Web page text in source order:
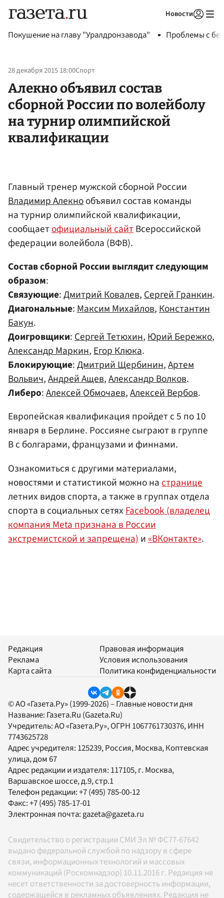
Новости
Покушение на главу "Уралдронзавода" Проблемы с
28 декабря 2015 18:00Спорт
Алекно объявил состав
сборной России по волейболу
на турнир олимпийской
квалификации
Главный тренер мужской сборной России
Владимир Алекнообъявил состав команды
на турнир олимпийской квалификации,
сообщаетофициальный сайтВсероссийской
федерации волейбола (ВФВ).
Состав сборной России выглядит следующим
образом:
Связующие:Дмитрий Ковалев,Сергей Гранкин.
Диагональные:Максим Михайлов,Константин
Бакун.
Доигровщики:Сергей Тетюхин,Юрий Бережко,
Александр Маркин,Егор Клюка.
Блокирующие:Дмитрий Щербинин,Артем
Вольвич,Андрей Ащев,Александр Волков.
Либеро:Алексей Обмочаев,Алексей Вербов.
Европейская квалификация пройдет с 5 по 10
января в Берлине. Россияне сыграют в группе
В с болгарами, французами и финнами.
Ознакомиться с другими материалами,
новостями и статистикой можно на странице
летних видов спорта, а также в группах отдела
спорта в социальных сетях Facebook (владелец
компания Meta признана в России
экстремистской и запрещена) и«ВКонтакте».
Редакция
Реклама
Карта сайта
Правовая информация
Условия использования
Политика конфиденциальности
© АО «Газета.Ру» (1999-2026) – Главные новости дня
Название: Газета.Ru (Gazeta.Ru)
Учредитель:АО «Газета.Ру», ОГРН 1067761730376, ИНН
7743625728
Адрес учредителя: 125239, Россия, Москва, Коптевская
улица, дом 67
Адрес редакции и издателя: 117105, г. Москва,
Варшавское шоссе, д.9, стр.1
Телефон редакции:+7 (495) 785-00-12
Факс:+7 (495) 785-17-01
Электронная почта:gazeta@gazeta.ru
Свидетельство о регистрации СМИ Эл № ФС77-67642
выдано федеральной службой по надзору в сфере
связи, информационных технологий и массовых
коммуникаций (Роскомнадзор) 10.11.2016 г. Редакция не
несет ответственности за достоверность информации,
содержащейся в рекламных объявлениях. Редакция не